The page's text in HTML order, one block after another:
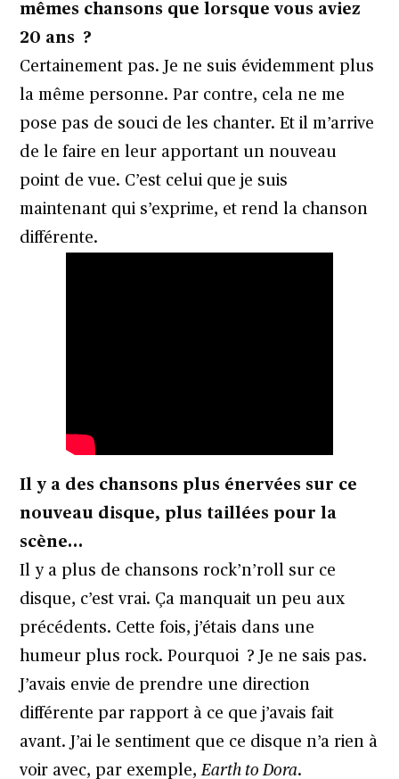
mêmes chansons que lorsque vous aviez
20 ans ?
Certainement pas. Je ne suis évidemment plus
la même personne. Par contre, cela ne me
pose pas de souci de les chanter. Et il m’arrive
de le faire en leur apportant un nouveau
point de vue. C’est celui que je suis
maintenant qui s’exprime, et rend la chanson
différente.
Il y a des chansons plus énervées sur ce
nouveau disque, plus taillées pour la
scène…
Il y a plus de chansons rock’n’roll sur ce
disque, c’est vrai. Ça manquait un peu aux
précédents. Cette fois, j’étais dans une
humeur plus rock. Pourquoi ? Je ne sais pas.
J’avais envie de prendre une direction
différente par rapport à ce que j’avais fait
avant. J’ai le sentiment que ce disque n’a rien à
voir avec, par exemple,Earth to Dora.